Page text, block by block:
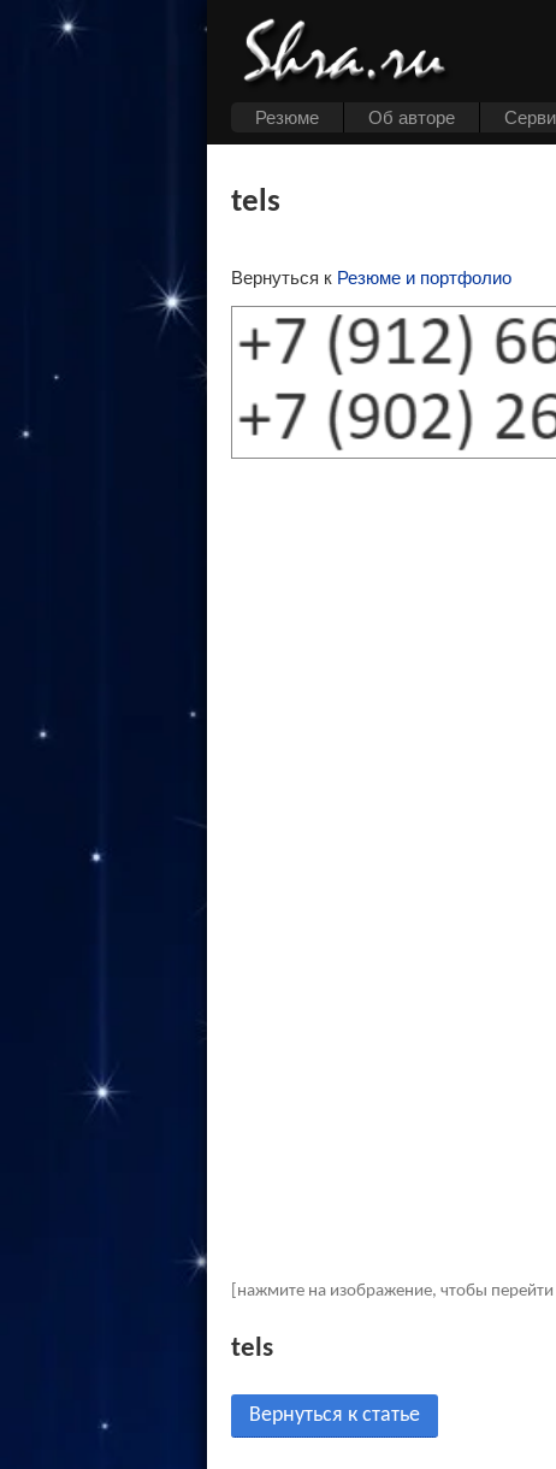
Резюме Об авторе
tels
Вернуться к Резюме и портфолио
[нажмите на изображение, чтобы перейти
tels
Вернуться к статье